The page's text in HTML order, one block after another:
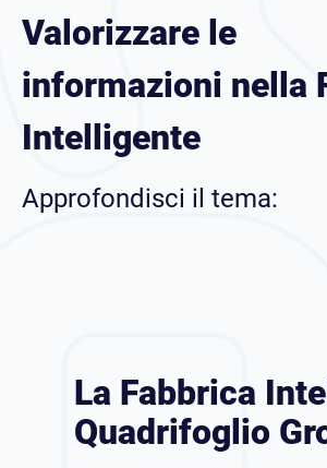
Valorizzare le
informazioni nella
Intelligente
Approfondisci il tema:
La Fabbrica
Quadrifoglio